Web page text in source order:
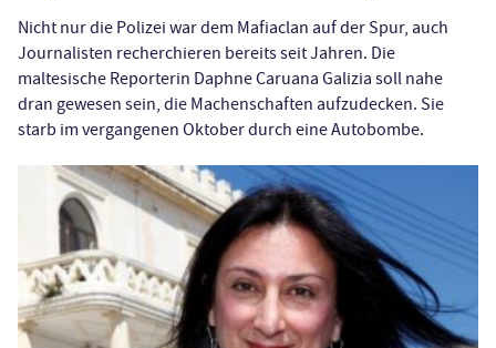
Nicht nur die Polizei war dem Mafiaclan auf der Spur, auch
Journalisten recherchieren bereits seit Jahren. Die
maltesische Reporterin Daphne Caruana Galizia soll nahe
dran gewesen sein, die Machenschaften aufzudecken. Sie
starb im vergangenen Oktober durch eine Autobombe.